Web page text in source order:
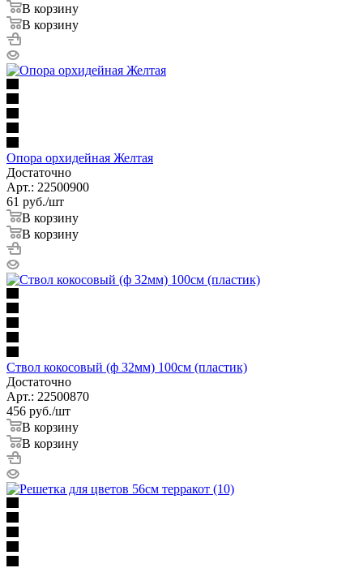
В корзину
В корзину
Опора орхидейная Желтая
Достаточно
Арт.: 22500900
61 руб./шт
В корзину
В корзину
Ствол кокосовый (ф 32мм) 100см (пластик)
Достаточно
Арт.: 22500870
456 руб./шт
В корзину
В корзину